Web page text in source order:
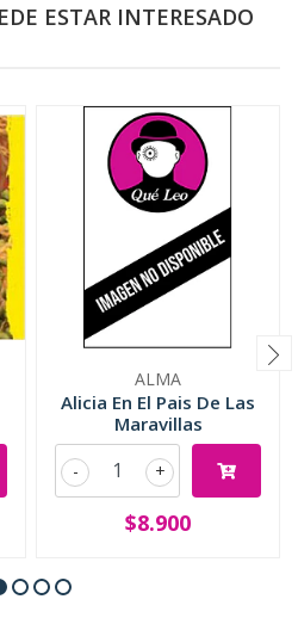
ESTAR INTERESADO
ALMA
Alicia En El Pais De Las
Maravillas
+
-
$8.900